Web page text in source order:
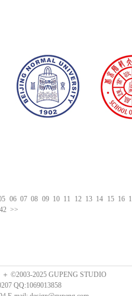
06 07 08 09 10 11 12 13 14 15 16
42 >>
©2003-2025 GUPENG STUDIO
QQ:1069013858